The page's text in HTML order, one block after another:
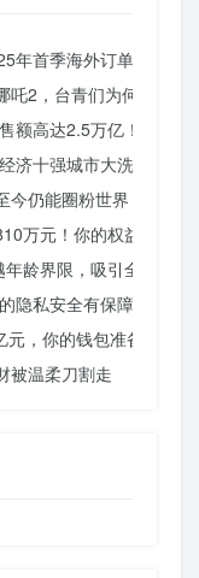
年首季海外订单激增，
吒2，台青们为何如此惊
额高达2.5万亿！你还在
济十强城市大洗牌
今仍能圈粉世界？揭秘
万元！你的权益被侵犯
龄界限，吸引全民观影
隐私安全有保障了吗？
，你的钱包准备好了吗
被温柔刀割走